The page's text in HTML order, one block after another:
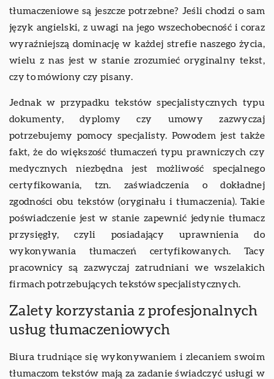
tłumaczeniowe są jeszcze potrzebne? Jeśli chodzi o sam
język angielski, z uwagi na jego wszechobecność i coraz
wyraźniejszą dominację w każdej strefie naszego życia,
wielu z nas jest w stanie zrozumieć oryginalny tekst,
czy to mówiony czy pisany.
Jednak w przypadku tekstów specjalistycznych typu
dokumenty, dyplomy czy umowy zazwyczaj
potrzebujemy pomocy specjalisty. Powodem jest także
fakt, że do większość tłumaczeń typu prawniczych czy
medycznych niezbędna jest możliwość specjalnego
certyfikowania, tzn. zaświadczenia o dokładnej
zgodności obu tekstów (oryginału i tłumaczenia). Takie
poświadczenie jest w stanie zapewnić jedynie tłumacz
przysięgły, czyli posiadający uprawnienia do
wykonywania tłumaczeń certyfikowanych. Tacy
pracownicy są zazwyczaj zatrudniani we wszelakich
firmach potrzebujących tekstów specjalistycznych.
Zalety korzystania z profesjonalnych
usług tłumaczeniowych
Biura trudniące się wykonywaniem i zlecaniem swoim
tłumaczom tekstów mają za zadanie świadczyć usługi w